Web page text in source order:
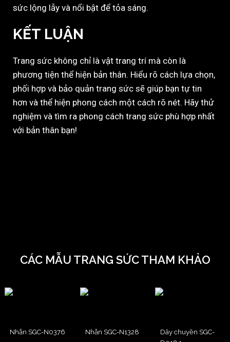
sức lộng lẫy và nổi bật để tỏa sáng.
KẾT LUẬN
Trang sức không chỉ là vật trang trí mà còn là
phương tiện thể hiện bản thân. Hiểu rõ cách lựa chọn,
phối hợp và bảo quản trang sức sẽ giúp bạn tự tin
hơn và thể hiện phong cách một cách rõ nét. Hãy thử
nghiệm và tìm ra phong cách trang sức phù hợp nhất
với bản thân bạn!
CÁC MẪU TRANG SỨC THAM KHẢO
Nhẫn SGC-N0376 Nhẫn SGC-N1328
Dây chuyền SGC-